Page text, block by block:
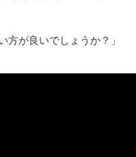
が良いでしょうか？」